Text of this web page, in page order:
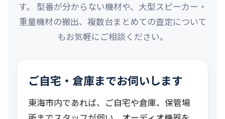
す。 型番が分からない機材や、大型スピーカー・
重量機材の搬出、複数台まとめての査定について
もお気軽にご相談ください。
ご自宅・倉庫までお伺いします
東海市内であれば、ご自宅や倉庫、保管場